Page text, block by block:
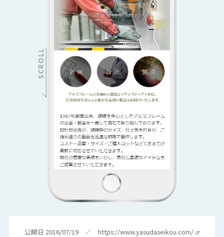
公開日 2016/07/19 ／https://www.yasudaseikou.com/